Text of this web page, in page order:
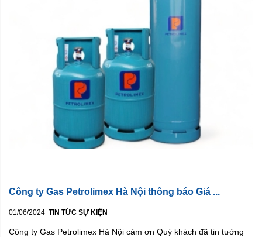
Công ty Gas Petrolimex Hà Nội thông báo Giá ...
01/06/2024 TIN TỨC SỰ KIỆN
Công ty Gas Petrolimex Hà Nội cảm ơn Quý khách đã tin tưởng